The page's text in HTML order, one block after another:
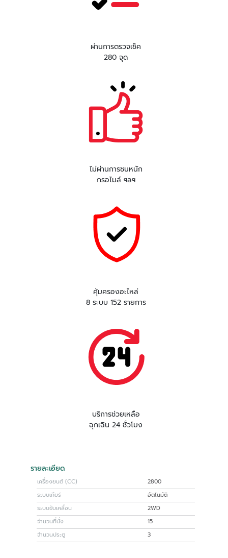
ผ่านการตรวจเช็ค
280 จุด
ไม่ผ่านการชนหนัก
กรอไมล์ ฯลฯ
คุ้มครองอะไหล่
8 ระบบ 152 รายการ
บริการช่วยเหลือ
ฉุกเฉิน 24 ชั่วโมง
รายละเอียด
เครื่องยนต์ (CC)
2800
ระบบเกียร์
อัตโนมัติ
ระบบขับเคลื่อน
2WD
จำนวนที่นั่ง
15
จำนวนประตู
3